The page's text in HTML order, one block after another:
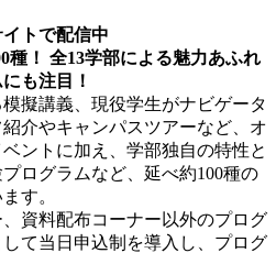
トで配信中
種！ 全13学部による魅力あふれ
も注目！
擬講義、現役学生がナビゲータ
介やキャンパスツアーなど、オ
ントに加え、学部独自の特性と
ログラムなど、延べ約100種の
す。
資料配布コーナー以外のプログ
て当日申込制を導入し、プログ